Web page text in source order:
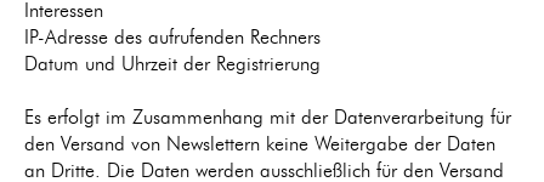
Interessen
IP-Adresse des aufrufenden Rechners
Datum und Uhrzeit der Registrierung
Es erfolgt im Zusammenhang mit der Datenverarbeitung für
den Versand von Newslettern keine Weitergabe der Daten
an Dritte. Die Daten werden ausschließlich für den Versand